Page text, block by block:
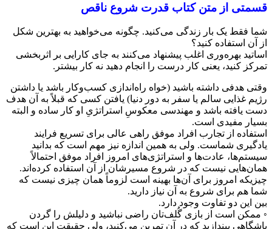
قسمتی از متن کتاب قدرت شروع ناقص
شما فقط یک بار زندگی می‌کنید. چگونه می‌خواهید به ‌بهترین ‌شکل
از آن استفاده کنید؟
اساتید بهره‌وری اغلب پیشنهاد می‌کنند به جای کارایی بر اثربخشی
تمرکز کنید، یعنی کار درست را انجام دهید نه کار بیشتر.
وقتی هدفی داشته باشید (خواه راه‌اندازی کسب‌وکار باشد یا داشتن
رژیم غذایی سالم یا سفر به دور دنیا) یافتن کسی که قبلاً به آن هدف
دست یافته باشد و مهندسی معکوسِ استراتژیِ او کار ساده‌ و البته
بسیار مفیدی است.
استفاده از تجارب افراد موفق راهی عالی برای تسریع فرایند
یادگیری شماست. ولی به ‌همین‌ اندازه نیز مهم است که بدانید
سیستم‌ها، عادت‌ها و استراتژی‌های امروز افراد موفق احتمالاً
همان‌هایی نیست که در شروع مسیرشان از آن استفاده کرده‌اند.
چیزی‎که امروز برای آن‌ها بهینه است لزوماً همان چیزی نیست که
شما هم برای شروع به آن نیاز دارید.
بین این دو تفاوت وجود دارد.
◦ ممکن است از بازی گُلف‌تان راضی نباشید و دلیلش را گردن
باشگاهی بیندازید که در آن تمرین می‌کنید، ولی حقیقت این است که